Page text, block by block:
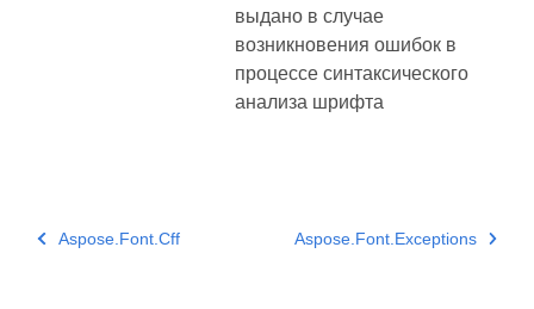
выдано в случае
возникновения ошибок в
процессе синтаксического
анализа шрифта
Aspose.Font.Cff Aspose.Font.Exceptions